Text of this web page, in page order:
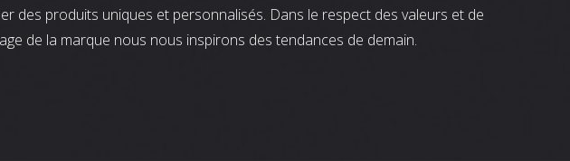
des produits uniques et personnalisés. Dans le respect des valeurs et de
de la marque nous nous inspirons des tendances de demain.